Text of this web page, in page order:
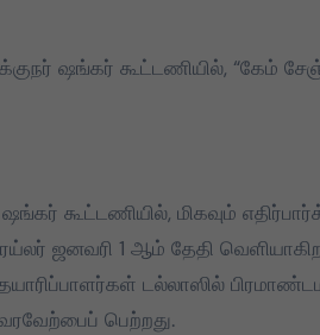
ஷங்கர் கூட்டணியில், “கேம்
கூட்டணியில், மிகவும்
ஜனவரி 1 ஆம் தேதி
தயாரிப்பாளர்கள் டல்லாஸில்
பெற்றது.
பேட்டரி டார்ச்
மய்யம் கட்சியின் உறுதி.
பேட்டரி டார்ச் என்பது
எங்களுக்கு வெறும்
சின்னமல்ல. அது